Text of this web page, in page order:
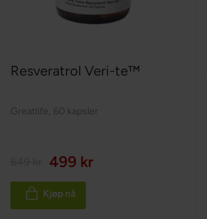
Resveratrol Veri-te™
Greatlife 60 kapsler
499 kr
Kjøp nå